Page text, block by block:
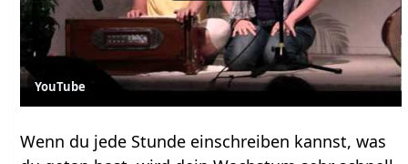
YouTube
Wenn du jede Stunde einschreiben kannst, was